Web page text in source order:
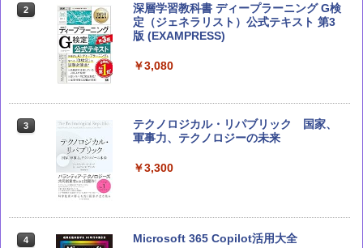
2
深層学習教科書 ディープラーニング G検
定（ジェネラリスト）公式テキスト 第3
版 (EXAMPRESS)
￥3,080
3
テクノロジカル・リパブリック 国家、
軍事力、テクノロジーの未来
￥3,300
4 Microsoft 365 Copilot活用大全